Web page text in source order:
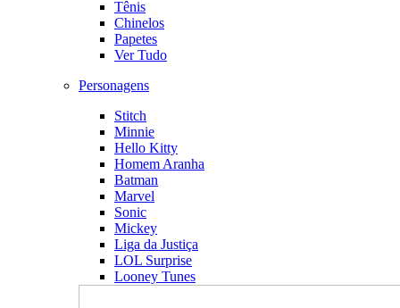
Tênis
Chinelos
Papetes
Ver Tudo
Personagens
Stitch
Minnie
Hello Kitty
Homem Aranha
Batman
Marvel
Sonic
Mickey
Liga da Justiça
LOL Surprise
Looney Tunes